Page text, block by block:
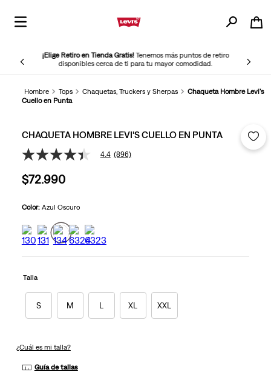
¡Elige Retiro en Tienda Gratis!Tenemos más puntos de retiro
disponibles cerca de ti para tu mayor comodidad.
Hombre Tops Chaquetas, Truckers y Sherpas
Chaqueta Hombre Levi's
Cuello en Punta
CHAQUETA HOMBRE LEVI'S CUELLO EN PUNTA
4.4
5
estrellas,
medio
valoración.
Read
896
en
misma
página.
4.4 (896)
$72.990
Color: Azul Oscuro
Talla
S M L XL XXL
¿Cuál es mi talla?
Guía de tallas